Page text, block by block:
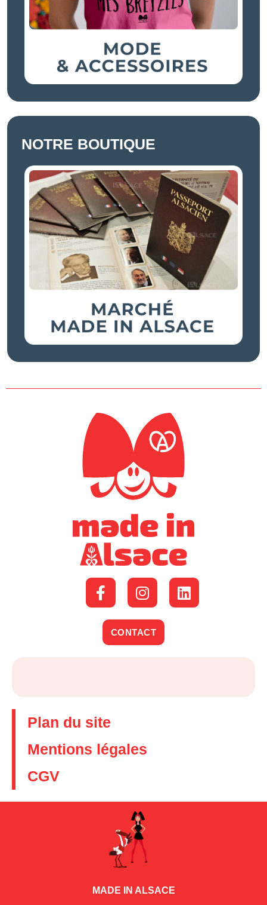
NOTRE BOUTIQUE
CONTACT
Plan du site
Mentions légales
CGV
MADE IN ALSACE